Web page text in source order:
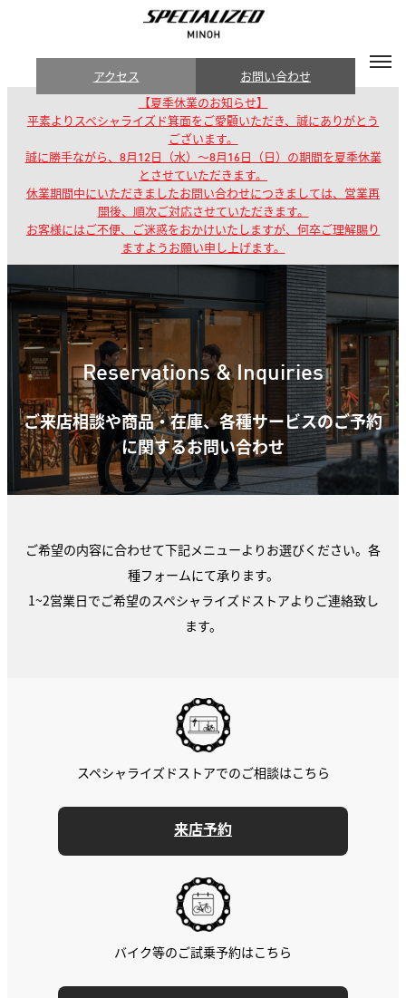
アクセス お問い合わせ
【夏季休業のお知らせ】
平素よりスペシャライズド箕面をご愛顧いただき、誠にありがとう
ございます。
誠に勝手ながら、8月12日（水）～8月16日（日）の期間を夏季休業
とさせていただきます。
休業期間中にいただきましたお問い合わせにつきましては、営業再
開後、順次ご対応させていただきます。
お客様にはご不便、ご迷惑をおかけいたしますが、何卒ご理解賜り
ますようお願い申し上げます。
Reservations & Inquiries
ご来店相談や商品・在庫、各種サービスのご予約
に関するお問い合わせ
ご希望の内容に合わせて下記メニューよりお選びください。各
種フォームにて承ります。
1~2営業日でご希望のスペシャライズドストアよりご連絡致し
ます。
スペシャライズドストアでのご相談はこちら
来店予約
バイク等のご試乗予約はこちら